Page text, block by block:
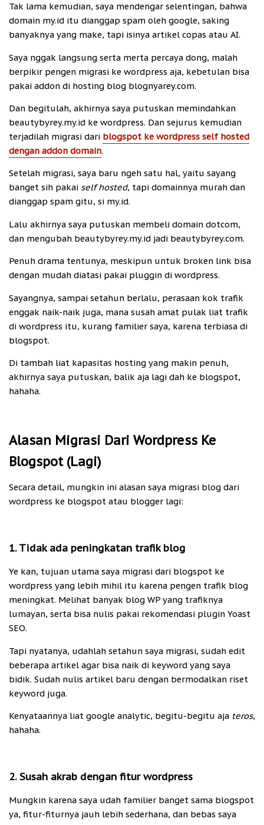
Tak lama kemudian, saya mendengar selentingan, bahwa
domain my.id itu dianggap spam oleh google, saking
banyaknya yang make, tapi isinya artikel copas atau AI.
Saya nggak langsung serta merta percaya dong, malah
berpikir pengen migrasi ke wordpress aja, kebetulan bisa
pakai addon di hosting blog blognyarey.com.
Dan begitulah, akhirnya saya putuskan memindahkan
beautybyrey.my.id ke wordpress. Dan sejurus kemudian
terjadilah migrasi dari blogspot ke wordpress self hosted
dengan addon domain.
Setelah migrasi, saya baru ngeh satu hal, yaitu sayang
banget sih pakai self hosted, tapi domainnya murah dan
dianggap spam gitu, si my.id.
Lalu akhirnya saya putuskan membeli domain dotcom,
dan mengubah beautybyrey.my.id jadi beautybyrey.com.
Penuh drama tentunya, meskipun untuk broken link bisa
dengan mudah diatasi pakai pluggin di wordpress.
Sayangnya, sampai setahun berlalu, perasaan kok trafik
enggak naik-naik juga, mana susah amat pulak liat trafik
di wordpress itu, kurang familier saya, karena terbiasa di
blogspot.
Di tambah liat kapasitas hosting yang makin penuh,
akhirnya saya putuskan, balik aja lagi dah ke blogspot,
hahaha.
Alasan Migrasi Dari Wordpress Ke
Blogspot (Lagi)
Secara detail, mungkin ini alasan saya migrasi blog dari
wordpress ke blogspot atau blogger lagi:
1. Tidak ada peningkatan trafik blog
Ye kan, tujuan utama saya migrasi dari blogspot ke
wordpress yang lebih mihil itu karena pengen trafik blog
meningkat. Melihat banyak blog WP yang trafiknya
lumayan, serta bisa nulis pakai rekomendasi plugin Yoast
SEO.
Tapi nyatanya, udahlah setahun saya migrasi, sudah edit
beberapa artikel agar bisa naik di keyword yang saya
bidik. Sudah nulis artikel baru dengan bermodalkan riset
keyword juga.
Kenyataannya liat google analytic, begitu-begitu aja teros,
hahaha.
2. Susah akrab dengan fitur wordpress
Mungkin karena saya udah familier banget sama blogspot
ya, fitur-fiturnya jauh lebih sederhana, dan bebas saya